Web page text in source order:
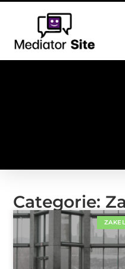
Categorie: